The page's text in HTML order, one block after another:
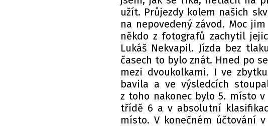
užít. Průjezdy kolem našich
na nepovedený závod. Moc
někdo z fotografů zachytil
Lukáš Nekvapil. Jízda bez
časech to bylo znát. Hned po
mezi dvoukolkami. I ve
bavila a ve výsledcích
z toho nakonec bylo 5. místo
třídě 6 a v absolutní
místo. V konečném účtování